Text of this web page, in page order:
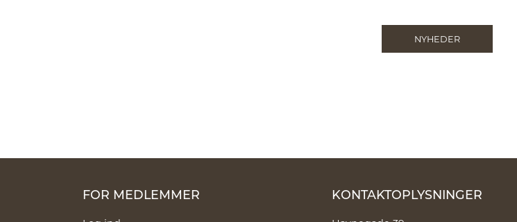
NYHEDER
FOR MEDLEMMER KONTAKTOPLYSNINGER